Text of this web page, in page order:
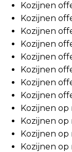
Kozijnen
Kozijnen
Kozijnen
Kozijnen
Kozijnen
Kozijnen
Kozijnen
Kozijnen
Kozijnen op
Kozijnen
Kozijnen op
Kozijnen op